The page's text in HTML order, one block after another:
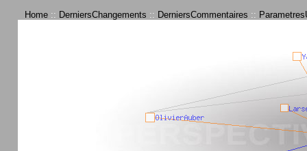
Home :: DerniersChangements :: DerniersCommentaires ::